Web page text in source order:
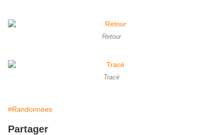
Retour
Tracé
#Randonnées
Partager